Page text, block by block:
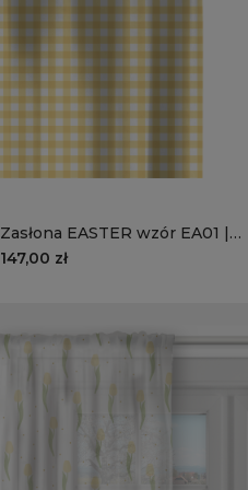
Zasłona EASTER wzór EA01 |
słoneczna kratka
147,00 zł